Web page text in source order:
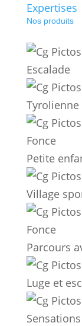
Expertises
Nos produits
Escalade
Tyrolienne
Petite
Village
Parcours
Luge et
Sensations